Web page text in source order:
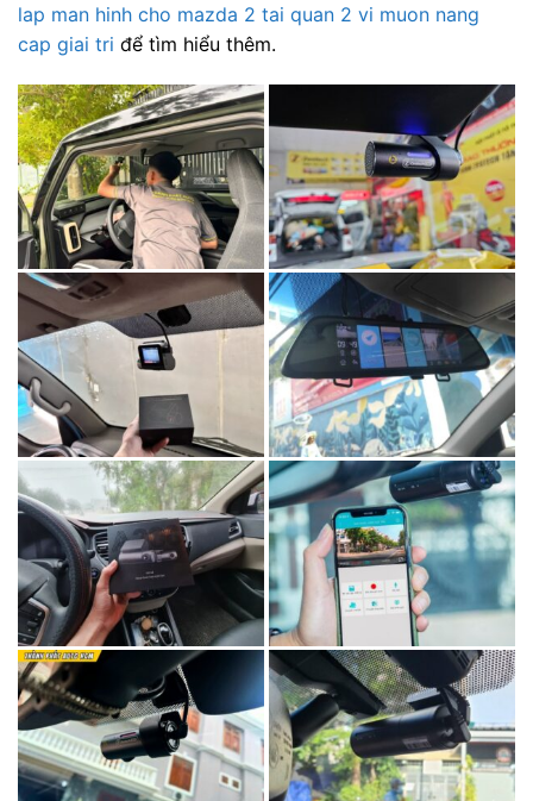
lap man hinh cho mazda 2 tai quan 2 vi muon nang
cap giai tri để tìm hiểu thêm.